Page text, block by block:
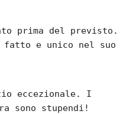
prima del previsto.
fatto e unico nel suo
eccezionale. I
sono stupendi!